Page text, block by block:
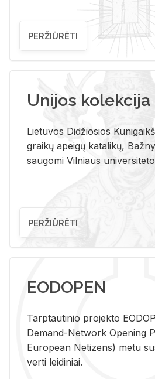
PERŽIŪRĖTI
Unijos kolekcija
Lietuvos Didžiosios
graikų apeigų katalikų,
saugomi Vilniaus
PERŽIŪRĖTI
EODOPEN
Tarp­tau­ti­nio pro­jek­to
De­mand-Ne­twork Ope­ning
Eu­ro­pe­an Ne­ti­zens) metu
ver­ti lei­di­niai.